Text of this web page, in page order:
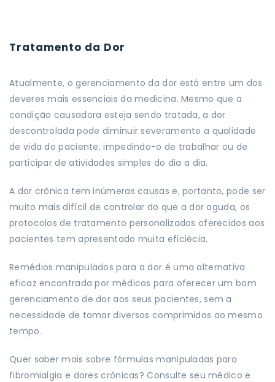
Tratamento da Dor
Atualmente, o gerenciamento da dor está entre um dos
deveres mais essenciais da medicina. Mesmo que a
condição causadora esteja sendo tratada, a dor
descontrolada pode diminuir severamente a qualidade
de vida do paciente, impedindo-o de trabalhar ou de
participar de atividades simples do dia a dia.
A dor crônica tem inúmeras causas e, portanto, pode ser
muito mais difícil de controlar do que a dor aguda, os
protocolos de tratamento personalizados oferecidos aos
pacientes tem apresentado muita eficiêcia.
Remédios manipulados para a dor é uma alternativa
eficaz encontrada por médicos para oferecer um bom
gerenciamento de dor aos seus pacientes, sem a
necessidade de tomar diversos comprimidos ao mesmo
tempo.
Quer saber mais sobre fórmulas manipuladas para
fibromialgia e dores crônicas? Consulte seu médico e